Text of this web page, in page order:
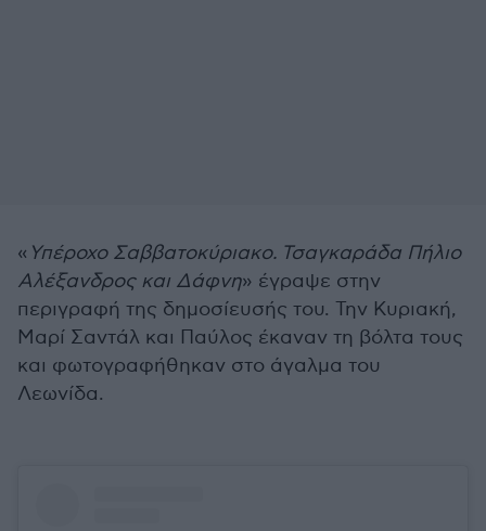
« Υπέροχο Σαββατοκύριακο. Τσαγκαράδα Πήλιο
Αλέξανδρος και Δάφνη» έγραψε στην
περιγραφή της δημοσίευσής του. Την Κυριακή,
Μαρί Σαντάλ και Παύλος έκαναν τη βόλτα τους
και φωτογραφήθηκαν στο άγαλμα του
Λεωνίδα.